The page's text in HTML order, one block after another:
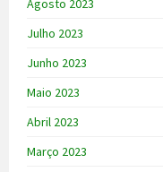
Agosto 2023
Julho 2023
Junho 2023
Maio 2023
Abril 2023
Março 2023